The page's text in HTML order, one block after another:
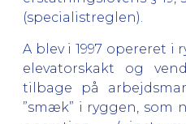
(specialistreglen).
A blev i 1997 opereret i
elevatorskakt og
tilbage på
”smæk” i ryggen, som